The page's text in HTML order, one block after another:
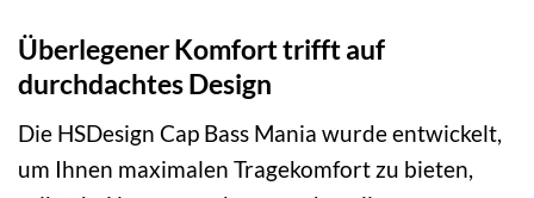
Überlegener Komfort trifft auf
durchdachtes Design
Die HSDesign Cap Bass Mania wurde entwickelt,
um Ihnen maximalen Tragekomfort zu bieten,